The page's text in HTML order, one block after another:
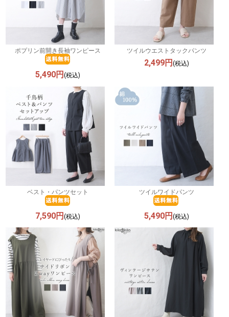
ポプリン前開き長袖ワンピース
5,490円(税込)
ツイルウエストタックパンツ
2,499円 (税込)
ベスト・パンツセット
7,590円(税込)
ツイルワイドパンツ
5,490円 (税込)